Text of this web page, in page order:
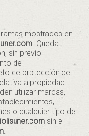
mostrados en
. Queda
sin previo
de
de protección de
a propiedad
utilizar marcas,
o cualquier tipo de
sin el